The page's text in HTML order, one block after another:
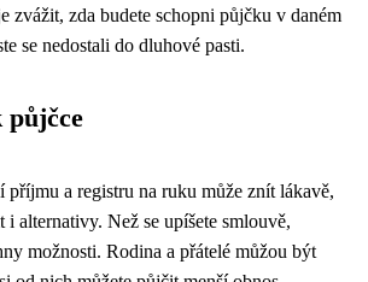
zvážit, zda budete schopni půjčku v daném
se nedostali do dluhové pasti.
příjmu a registru na ruku může znít lákavě,
i alternativy. Než se upíšete smlouvě,
možnosti. Rodina a přátelé můžou být